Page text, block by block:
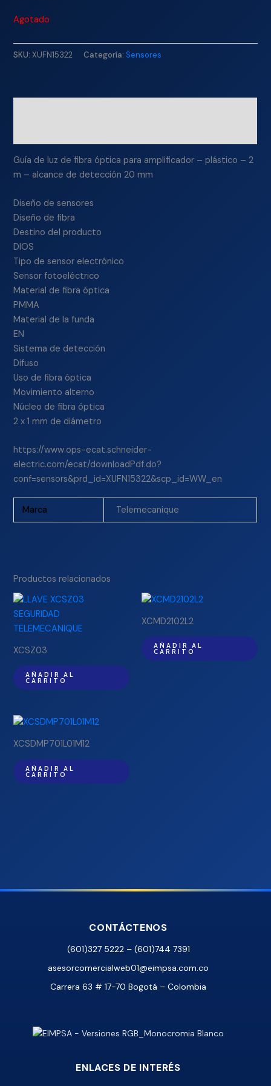
Agotado
SKU:XUFN15322 Categoría: Sensores
Guía de luz de fibra óptica para amplificador – plástico – 2
m – alcance de detección 20 mm
Diseño de sensores
Diseño de fibra
Destino del producto
DIOS
Tipo de sensor electrónico
Sensor fotoeléctrico
Material de fibra óptica
PMMA
Material de la funda
EN
Sistema de detección
Difuso
Uso de fibra óptica
Movimiento alterno
Núcleo de fibra óptica
2 x 1 mm de diámetro
https://www.ops-ecat.schneider-
electric.com/ecat/downloadPdf.do?
conf=sensors&prd_id=XUFN15322&scp_id=WW_en
Marca Telemecanique
Productos relacionados
XCSZ03
AÑADIR AL
CARRITO
XCMD2102L2
AÑADIR AL
CARRITO
XCSDMP701L01M12
AÑADIR AL
CARRITO
CONTÁCTENOS
(601)327 5222 – (601)744 7391
asesorcomercialweb01@eimpsa.com.co
Carrera 63 # 17-70 Bogotá – Colombia
ENLACES DE INTERÉS